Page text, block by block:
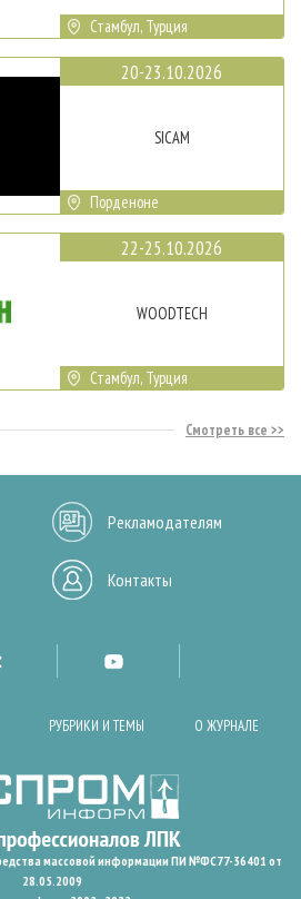
Стамбул, Турция
20-23.10.2026
SICAM
Порденоне
22-25.10.2026
WOODTECH
Стамбул, Турция
Смотреть все
Рекламодателям
Контакты
РУБРИКИ И ТЕМЫ О ЖУРНАЛЕ
массовой информации ПИ №ФС77-36401 от
28.05.2009